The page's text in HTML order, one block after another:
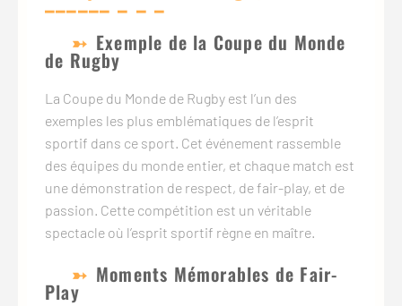
Exemple de la Coupe du Monde
de Rugby
La Coupe du Monde de Rugby est l’un des
exemples les plus emblématiques de l’esprit
sportif dans ce sport. Cet événement rassemble
des équipes du monde entier, et chaque match est
une démonstration de respect, de fair-play, et de
passion. Cette compétition est un véritable
spectacle où l’esprit sportif règne en maître.
Moments Mémorables de Fair-
Play